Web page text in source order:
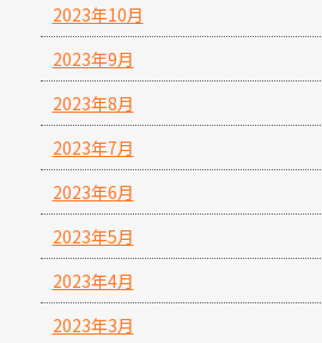
2023年10月
2023年9月
2023年8月
2023年7月
2023年6月
2023年5月
2023年4月
2023年3月